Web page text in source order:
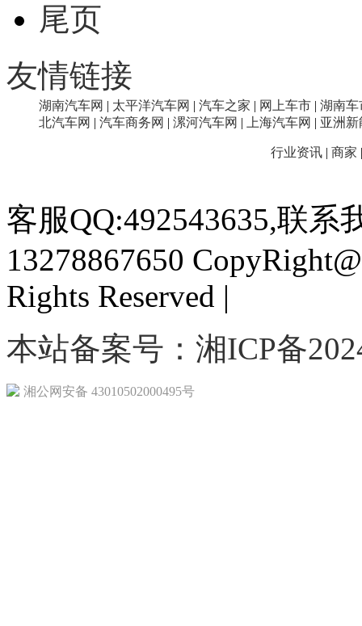
尾页
友情链接
湖南汽车网 | 太平洋汽车网 | 汽车之家 | 网上车市 | 湖南车
北汽车网 | 汽车商务网 | 漯河汽车网 | 上海汽车网 | 亚洲
行业资讯| 商家
客服QQ:492543635,联系
13278867650
Rights Reserved |
本站备案号：湘ICP备
湘公网安备 43010502000495号